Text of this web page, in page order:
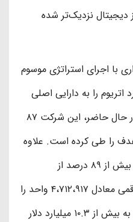
ارز دیجیتال نزدیک‌تر شده
با اجرای استراتژی موسوم
دارد اتریوم را به دارایی اصلی
ذخیره خزانه خود تبدیل کند. در حال حاضر، این شرکت ۸۷
را طی کرده است. علاوه
بر این، بیت‌ ماین اعلام کرد که بیش از ۸۹ درصد از
دارایی‌های اتریوم خود، یعنی رقمی معادل ۴،۷۱۲،۹۱۷ واحد را
استیک کرده است که ارزش آن به بیش از ۱۰.۳ میلیارد دلار